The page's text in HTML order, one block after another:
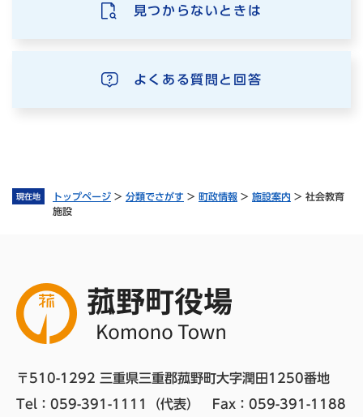
現在地 トップページ > 分類でさがす > 町政情報 > 施設案内 > 社会教育
施設
見つからないときは
よくある質問と回答
〒510-1292 三重県三重郡菰野町大字潤田1250番地
Tel：059-391-1111（代表）
Fax：059-391-1188